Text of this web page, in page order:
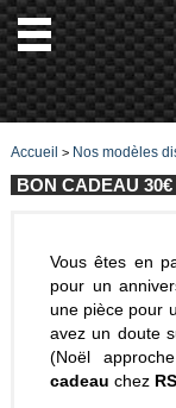
Accueil > Nos modèles
BON CADEAU
Vous êtes en
pour un
une pièce pour
avez un doute
(Noël
cadeau chez